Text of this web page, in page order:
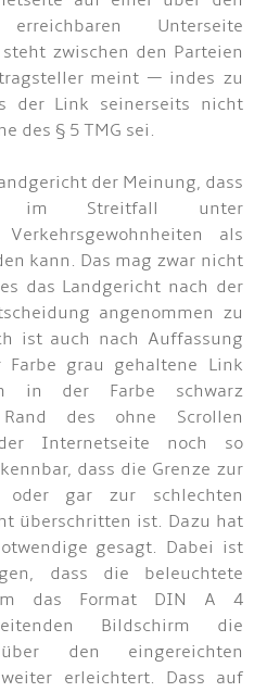
Unterseite
zwischen den Parteien
meint — indes zu
der Link seinerseits nicht
des § 5 TMG sei.
der Meinung, dass
im Streitfall unter
als
kann. Das mag zwar nicht
das Landgericht nach der
angenommen zu
ist auch nach Auffassung
grau gehaltene Link
in der Farbe schwarz
des ohne Scrollen
Internetseite noch so
dass die Grenze zur
oder gar zur schlechten
überschritten ist. Dazu hat
gesagt. Dabei ist
dass die beleuchtete
das Format DIN A 4
Bildschirm die
den eingereichten
erleichtert. Dass auf